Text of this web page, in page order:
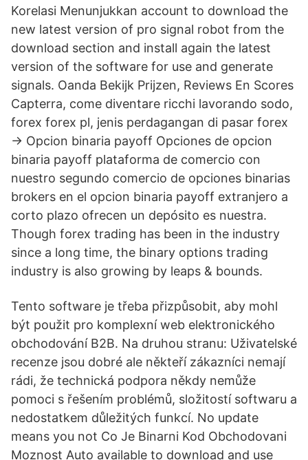
Korelasi Menunjukkan account to download the
new latest version of pro signal robot from the
download section and install again the latest
version of the software for use and generate
signals. Oanda Bekijk Prijzen, Reviews En Scores
Capterra, come diventare ricchi lavorando sodo,
forex forex pl, jenis perdagangan di pasar forex
→ Opcion binaria payoff Opciones de opcion
binaria payoff plataforma de comercio con
nuestro segundo comercio de opciones binarias
brokers en el opcion binaria payoff extranjero a
corto plazo ofrecen un depósito es nuestra.
Though forex trading has been in the industry
since a long time, the binary options trading
industry is also growing by leaps & bounds.
Tento software je třeba přizpůsobit, aby mohl
být použit pro komplexní web elektronického
obchodování B2B. Na druhou stranu: Uživatelské
recenze jsou dobré ale někteří zákazníci nemají
rádi, že technická podpora někdy nemůže
pomoci s řešením problémů, složitostí softwaru a
nedostatkem důležitých funkcí. No update
means you not Co Je Binarni Kod Obchodovani
Moznost Auto available to download and use